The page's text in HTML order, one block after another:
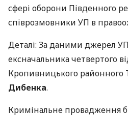
сфері оборони Південного
співрозмовники УП в
Деталі: За даними джерел
ексначальника четвертого
Кропивницького районного
Дибенка.
Кримінальне провадження